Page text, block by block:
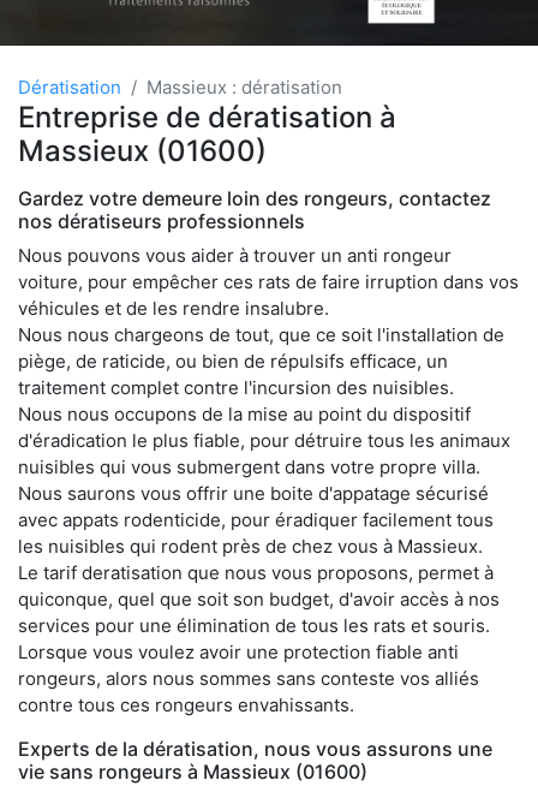
Dératisation Massieux : dératisation
Entreprise de dératisation à
Massieux (01600)
Gardez votre demeure loin des rongeurs, contactez
nos dératiseurs professionnels
Nous pouvons vous aider à trouver un anti rongeur
voiture, pour empêcher ces rats de faire irruption dans vos
véhicules et de les rendre insalubre.
Nous nous chargeons de tout, que ce soit l'installation de
piège, de raticide, ou bien de répulsifs efficace, un
traitement complet contre l'incursion des nuisibles.
Nous nous occupons de la mise au point du dispositif
d'éradication le plus fiable, pour détruire tous les animaux
nuisibles qui vous submergent dans votre propre villa.
Nous saurons vous offrir une boite d'appatage sécurisé
avec appats rodenticide, pour éradiquer facilement tous
les nuisibles qui rodent près de chez vous à Massieux.
Le tarif deratisation que nous vous proposons, permet à
quiconque, quel que soit son budget, d'avoir accès à nos
services pour une élimination de tous les rats et souris.
Lorsque vous voulez avoir une protection fiable anti
rongeurs, alors nous sommes sans conteste vos alliés
contre tous ces rongeurs envahissants.
Experts de la dératisation, nous vous assurons une
vie sans rongeurs à Massieux (01600)